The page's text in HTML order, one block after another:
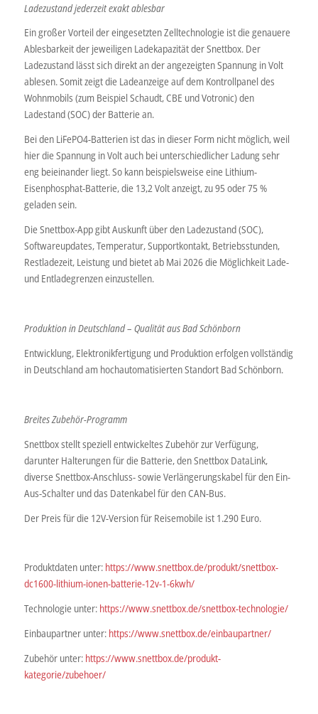
Ladezustand jederzeit exakt ablesbar
Ein großer Vorteil der eingesetzten Zelltechnologie ist die genauere
Ablesbarkeit der jeweiligen Ladekapazität der Snettbox. Der
Ladezustand lässt sich direkt an der angezeigten Spannung in Volt
ablesen. Somit zeigt die Ladeanzeige auf dem Kontrollpanel des
Wohnmobils (zum Beispiel Schaudt, CBE und Votronic) den
Ladestand (SOC) der Batterie an.
Bei den LiFePO4-Batterien ist das in dieser Form nicht möglich, weil
hier die Spannung in Volt auch bei unterschiedlicher Ladung sehr
eng beieinander liegt. So kann beispielsweise eine Lithium-
Eisenphosphat-Batterie, die 13,2 Volt anzeigt, zu 95 oder 75 %
geladen sein.
Die Snettbox-App gibt Auskunft über den Ladezustand (SOC),
Softwareupdates, Temperatur, Supportkontakt, Betriebsstunden,
Restladezeit, Leistung und bietet ab Mai 2026 die Möglichkeit Lade-
und Entladegrenzen einzustellen.
Produktion in Deutschland – Qualität aus Bad Schönborn
Entwicklung, Elektronikfertigung und Produktion erfolgen vollständig
in Deutschland am hochautomatisierten Standort Bad Schönborn.
Breites Zubehör-Programm
Snettbox stellt speziell entwickeltes Zubehör zur Verfügung,
darunter Halterungen für die Batterie, den Snettbox DataLink,
diverse Snettbox-Anschluss- sowie Verlängerungskabel für den Ein-
Aus-Schalter und das Datenkabel für den CAN-Bus.
Der Preis für die 12V-Version für Reisemobile ist 1.290 Euro.
Produktdaten unter: https://www.snettbox.de/produkt/snettbox-
dc1600-lithium-ionen-batterie-12v-1-6kwh/
Technologie unter: https://www.snettbox.de/snettbox-technologie/
Einbaupartner unter: https://www.snettbox.de/einbaupartner/
Zubehör unter: https://www.snettbox.de/produkt-
kategorie/zubehoer/